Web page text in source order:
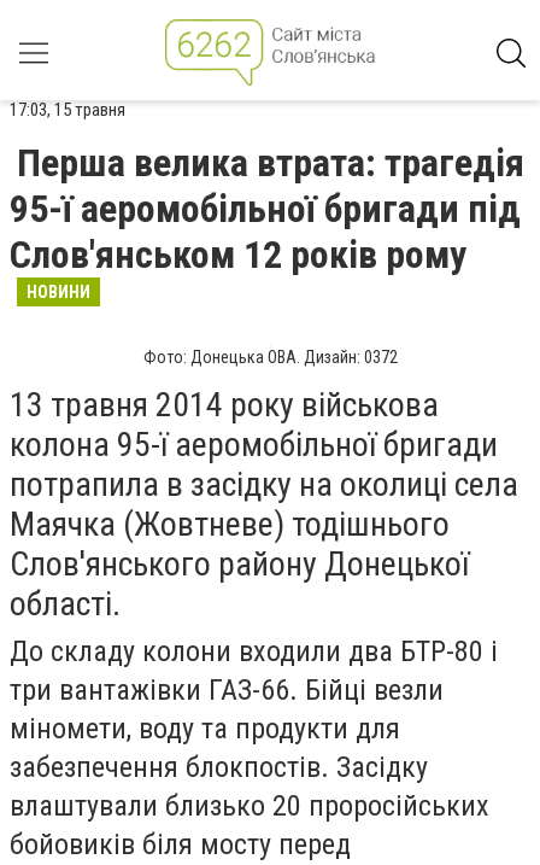
17:03, 15 травня
Перша велика втрата: трагедія
95-ї аеромобільної бригади під
Слов'янськом 12 років рому
НОВИНИ
Фото: Донецька ОВА. Дизайн: 0372
13 травня 2014 року військова
колона 95-ї аеромобільної бригади
потрапила в засідку на околиці села
Маячка (Жовтневе) тодішнього
Слов'янського району Донецької
області.
До складу колони входили два БТР-80 і
три вантажівки ГАЗ-66. Бійці везли
міномети, воду та продукти для
забезпечення блокпостів. Засідку
влаштували близько 20 проросійських
бойовиків біля мосту перед